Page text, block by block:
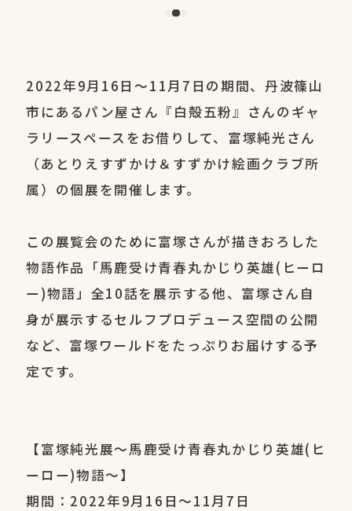
2022年9月16日～11月7日の期間、丹波篠山
市にあるパン屋さん『白殻五粉』さんのギャ
ラリースペースをお借りして、富塚純光さん
（あとりえすずかけ＆すずかけ絵画クラブ所
属）の個展を開催します。
この展覧会のために富塚さんが描きおろした
物語作品「馬鹿受け青春丸かじり英雄(ヒーロ
ー)物語」全10話を展示する他、富塚さん自
身が展示するセルフプロデュース空間の公開
など、富塚ワールドをたっぷりお届けする予
定です。
【富塚純光展～馬鹿受け青春丸かじり英雄(ヒ
ーロー)物語～】
期間：2022年9月16日～11月7日